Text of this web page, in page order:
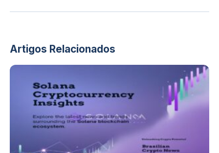
Artigos Relacionados